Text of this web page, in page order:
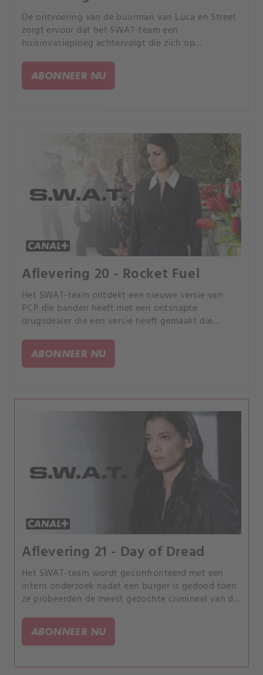
De ontvoering van de buurman van Luca en Street
zorgt ervoor dat het SWAT-team een
huisinvasieploeg achtervolgt die zich op
krijgen tot luxe huizen; De SWAT-divisie bereidt
zich voor om Mumford te helpen een belangrijke
carrièremijlpaal te bereiken.
ABONNEER NU
Aflevering 20 - Rocket Fuel
Het SWAT-team ontdekt een nieuwe versie van
PCP die banden heeft met een ontsnapte
drugsdealer die een versie heeft gemaakt die
persoonlijke banden met de zaak komen aan het
licht wanneer hij zijn mentor, Ben Mosley (Dominic
Hoffman), de voormalige hoofddetective van de
helpen.
ABONNEER NU
Aflevering 21 - Day of Dread
Het SWAT-team wordt geconfronteerd met een
intern onderzoek nadat een burger is gedood toen
ze probeerden de meest gezochte crimineel van de
missie worden onthuld, trekt het team voor interne
zaken van de strijdmacht het leiderschap van
Hondo in twijfel.
ABONNEER NU